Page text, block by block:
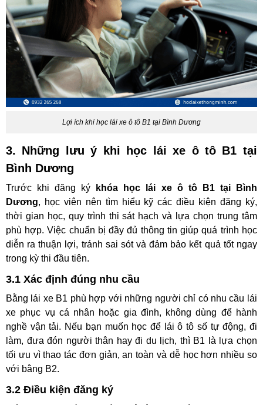
Lợi ích khi học lái xe ô tô B1 tại Bình Dương
3. Những lưu ý khi học lái xe ô tô B1 tại
Bình Dương
Trước khi đăng ký
khóa học lái xe ô tô B1 tại Bình
Dương, học viên nên tìm hiểu kỹ các điều kiện đăng ký,
thời gian học, quy trình thi sát hạch và lựa chọn trung tâm
phù hợp. Việc chuẩn bị đầy đủ thông tin giúp quá trình học
diễn ra thuận lợi, tránh sai sót và đảm bảo kết quả tốt ngay
trong kỳ thi đầu tiên.
3.1 Xác định đúng nhu cầu
Bằng lái xe B1 phù hợp với những người chỉ có nhu cầu lái
xe phục vụ cá nhân hoặc gia đình, không dùng để hành
nghề vận tải. Nếu bạn muốn học để lái ô tô số tự động, đi
làm, đưa đón người thân hay đi du lịch, thì B1 là lựa chọn
tối ưu vì thao tác đơn giản, an toàn và dễ học hơn nhiều so
với bằng B2.
3.2 Điều kiện đăng ký